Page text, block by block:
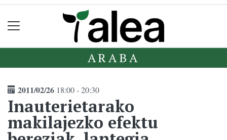
ARABA
2011/02/26 18:00 - 20:30
Inauterietarako
makilajezko efektu